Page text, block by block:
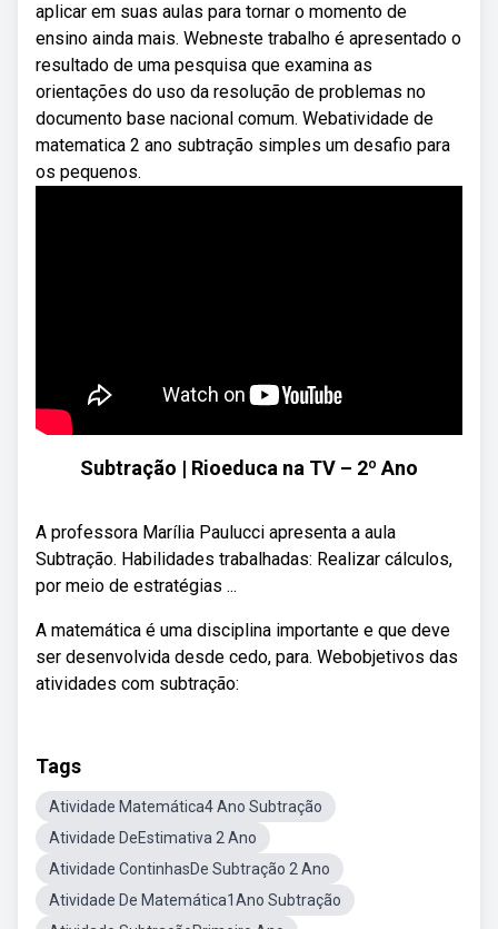
aplicar em suas aulas para tornar o momento de
ensino ainda mais. Webneste trabalho é apresentado o
resultado de uma pesquisa que examina as
orientações do uso da resolução de problemas no
documento base nacional comum. Webatividade de
matematica 2 ano subtração simples um desafio para
os pequenos.
Subtração | Rioeduca na TV – 2º Ano
A professora Marília Paulucci apresenta a aula
Subtração. Habilidades trabalhadas: Realizar cálculos,
por meio de estratégias ...
A matemática é uma disciplina importante e que deve
ser desenvolvida desde cedo, para. Webobjetivos das
atividades com subtração:
Tags
Atividade Matemática4 Ano Subtração
Atividade DeEstimativa 2 Ano
Atividade ContinhasDe Subtração 2 Ano
Atividade De Matemática1Ano Subtração